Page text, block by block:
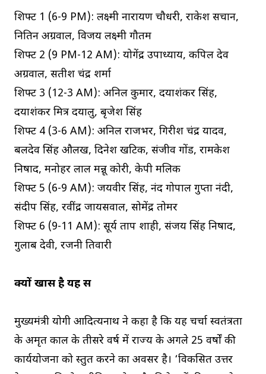
शिफ्ट 1 (6-9 PM): लक्ष्मी नारायण चौधरी, राकेश सचान,
नितिन अग्रवाल, विजय लक्ष्मी गौतम
शिफ्ट 2 (9 PM-12 AM): योगेंद्र उपाध्याय, कपिल देव
अग्रवाल, सतीश चंद्र शर्मा
शिफ्ट 3 (12-3 AM): अनिल कुमार, दयाशंकर सिंह,
दयाशंकर मित्र दयालु, बृजेश सिंह
शिफ्ट 4 (3-6 AM): अनिल राजभर, गिरीश चंद्र यादव,
बलदेव सिंह औलख, दिनेश खटिक, संजीव गोंड, रामकेश
निषाद, मनोहर लाल मन्नू कोरी, केपी मलिक
शिफ्ट 5 (6-9 AM): जयवीर सिंह, नंद गोपाल गुप्ता नंदी,
संदीप सिंह, रवींद्र जायसवाल, सोमेंद्र तोमर
शिफ्ट 6 (9-11 AM): सूर्य प्रताप शाही, संजय सिंह निषाद,
गुलाब देवी, रजनी तिवारी
क्यों खास है यह सत्र
मुख्यमंत्री योगी आदित्यनाथ ने कहा है कि यह चर्चा स्वतंत्रता
के अमृत काल के तीसरे वर्ष में राज्य के अगले 25 वर्षों की
कार्ययोजना को प्रस्तुत करने का अवसर है। ‘विकसित उत्तर